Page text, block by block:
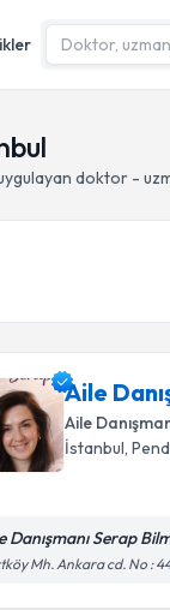
doktor -
Aile
Aile
İstanbul,
Danışmanı Serap
Mh. Ankara cd. No :